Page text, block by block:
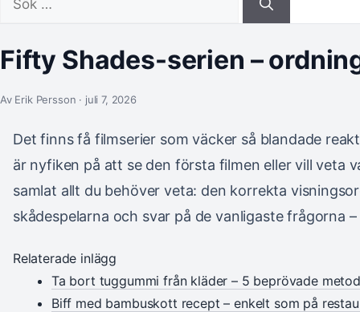
efter:
Fifty Shades-serien –
Av Erik Persson · juli 7, 2026
Det finns få filmserier som väcker så blandade
är nyfiken på att se den första filmen eller vill veta
samlat allt du behöver veta: den korrekta
skådespelarna och svar på de vanligaste frågorna
Relaterade inlägg
Ta bort tuggummi från kläder – 5 beprövade
Biff med bambuskott recept – enkelt som på